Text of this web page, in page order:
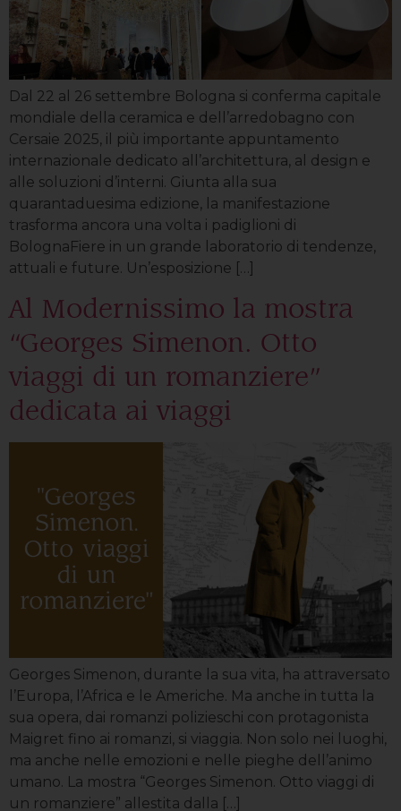
Dal 22 al 26 settembre Bologna si conferma capitale
mondiale della ceramica e dell’arredobagno con
Cersaie 2025, il più importante appuntamento
internazionale dedicato all’architettura, al design e
alle soluzioni d’interni. Giunta alla sua
quarantaduesima edizione, la manifestazione
trasforma ancora una volta i padiglioni di
BolognaFiere in un grande laboratorio di tendenze,
attuali e future. Un’esposizione […]
Al Modernissimo la mostra
“Georges Simenon. Otto
viaggi di un romanziere”
dedicata ai viaggi
Georges Simenon, durante la sua vita, ha attraversato
l’Europa, l’Africa e le Americhe. Ma anche in tutta la
sua opera, dai romanzi polizieschi con protagonista
Maigret fino ai romanzi, si viaggia. Non solo nei luoghi,
ma anche nelle emozioni e nelle pieghe dell’animo
umano. La mostra “Georges Simenon. Otto viaggi di
un romanziere” allestita dalla […]